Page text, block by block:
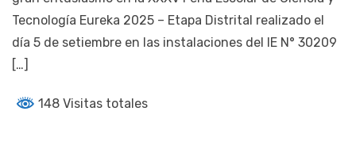
Tecnología Eureka 2025 – Etapa Distrital realizado el
día 5 de setiembre en las instalaciones del IE N° 30209
[…]
148 Visitas totales